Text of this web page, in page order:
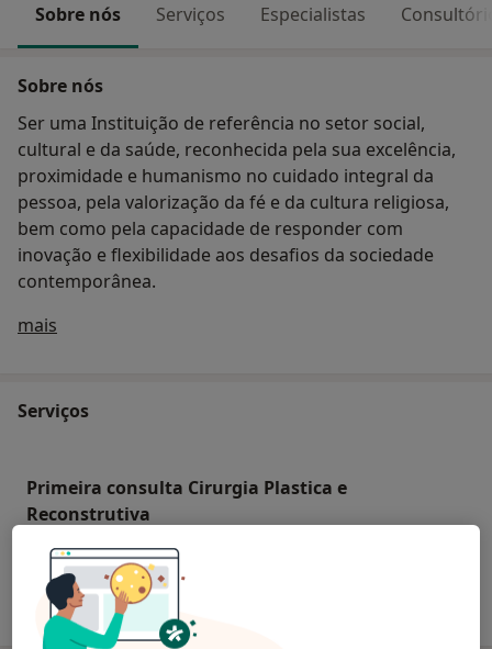
Sobre nós Serviços Especialistas
Sobre nós
Ser uma Instituição de referência no setor social,
cultural e da saúde, reconhecida pela sua excelência,
proximidade e humanismo no cuidado integral da
pessoa, pela valorização da fé e da cultura religiosa,
bem como pela capacidade de responder com
inovação e flexibilidade aos desafios da sociedade
contemporânea.
mais
Serviços
Primeira consulta Cirurgia Plastica e
Reconstrutiva
Como mostramos os preços?